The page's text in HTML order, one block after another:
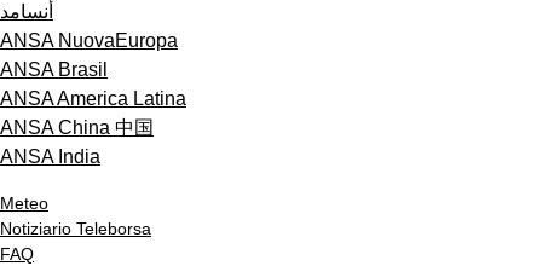
أنسامد
ANSA NuovaEuropa
ANSA Brasil
ANSA America Latina
ANSA China 中国
ANSA India
Meteo
Notiziario Teleborsa
FAQ